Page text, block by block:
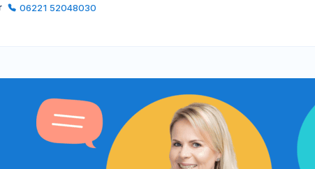
06221 52048030